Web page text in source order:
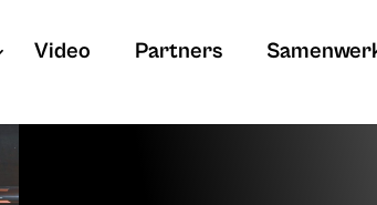
Video Partners